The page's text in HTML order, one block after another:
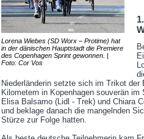
Lorena Wiebes (SD Worx – Protime) hat
in der dänischen Hauptstadt die Premiere
des Copenhagen Sprint gewonnen. |
Foto: Cor Vos
Niederländerin setzte sich im Trikot der
Kilometern in Kopenhagen souverän
Elisa Balsamo (Lidl - Trek) und Chiara
und beklage danach die mangelnden
Stürze zur Folge hatten.